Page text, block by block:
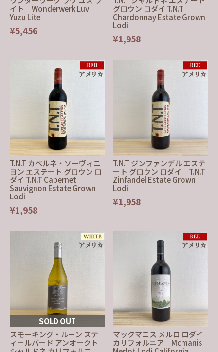
イト Wonderwerk Luv
Yuzu Lite
¥5,456
グロウン ロダイ T.N.T
Chardonnay Estate Grown
Lodi
¥1,958
T.N.T カベルネ・ソーヴィニ
ヨン エステート グロウン ロ
ダイ T.N.T Cabernet
Sauvignon Estate Grown
Lodi
¥1,958
T.N.T ジンファンデル エステ
ート グロウン ロダイ T.N.T
Zinfandel Estate Grown
Lodi
¥1,958
SOLD OUT
スモーキング・ルーン ステ
ィールバード アンオークト
マックマニス メルロ ロダイ
カリフォルニア Mcmanis